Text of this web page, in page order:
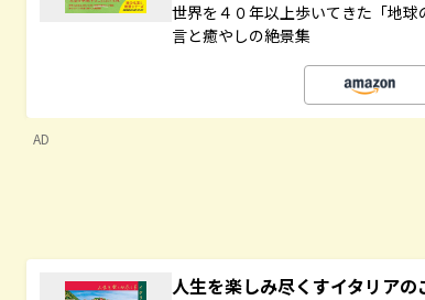
世界を４０年以上歩いてきた「地
言と癒やしの絶景集
AD
人生を楽しみ尽くすイタリアの